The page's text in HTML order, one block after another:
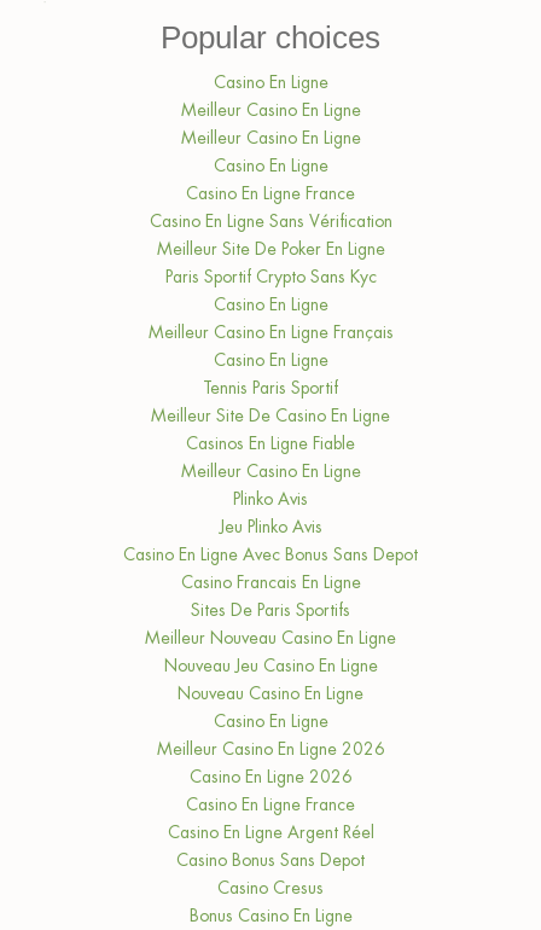
Popular choices
Casino En Ligne
Meilleur Casino En Ligne
Meilleur Casino En Ligne
Casino En Ligne
Casino En Ligne France
Casino En Ligne Sans Vérification
Meilleur Site De Poker En Ligne
Paris Sportif Crypto Sans Kyc
Casino En Ligne
Meilleur Casino En Ligne Français
Casino En Ligne
Tennis Paris Sportif
Meilleur Site De Casino En Ligne
Casinos En Ligne Fiable
Meilleur Casino En Ligne
Plinko Avis
Jeu Plinko Avis
Casino En Ligne Avec Bonus Sans Depot
Casino Francais En Ligne
Sites De Paris Sportifs
Meilleur Nouveau Casino En Ligne
Nouveau Jeu Casino En Ligne
Nouveau Casino En Ligne
Casino En Ligne
Meilleur Casino En Ligne 2026
Casino En Ligne 2026
Casino En Ligne France
Casino En Ligne Argent Réel
Casino Bonus Sans Depot
Casino Cresus
Bonus Casino En Ligne